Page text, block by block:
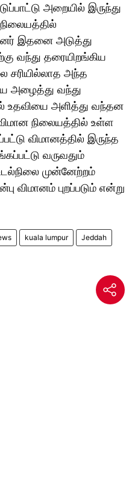
அறையில் இருந்து
இதனை அடுத்து
வந்து தரையிறங்கிய
சரியில்லாத அந்த
அழைத்து வந்து
உதவியை அளித்து வந்தன
நிலையத்தில் உள்ள
விமானத்தில் இருந்த
வருவதும்
முன்னேற்றம்
விமானம் புறப்படும் என்று
kuala lumpur Jeddah